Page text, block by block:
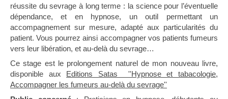
réussite du sevrage à long terme : la science pour l’éventuelle
dépendance, et en hypnose, un outil permettant un
accompagnement sur mesure, adapté aux particularités du
patient. Vous pourrez ainsi accompagner vos patients fumeurs
vers leur libération, et au-delà du sevrage…
Ce stage est le prolongement naturel de mon nouveau livre,
disponible aux Editions Satas ''Hypnose et tabacologie,
Accompagner les fumeurs au-delà du sevrage''